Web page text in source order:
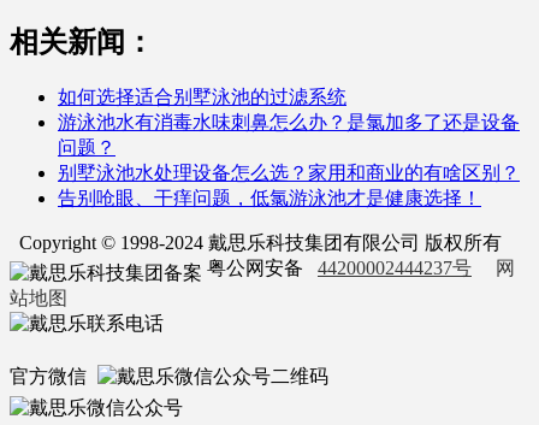
相关新闻：
如何选择适合别墅泳池的过滤系统
游泳池水有消毒水味刺鼻怎么办？是氯加多了还是设备
问题？
别墅泳池水处理设备怎么选？家用和商业的有啥区别？
告别呛眼、干痒问题，低氯游泳池才是健康选择！
Copyright © 1998-2024 戴思乐科技集团有限公司 版权所有
粤公网安备 44200002444237号
网
站地图
官方微信